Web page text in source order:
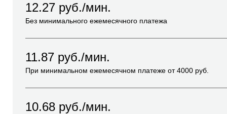
12.27 руб./мин.
Без минимального ежемесячного платежа
11.87 руб./мин.
При минимальном ежемесячном платеже от4000 руб.
10.68 руб./мин.